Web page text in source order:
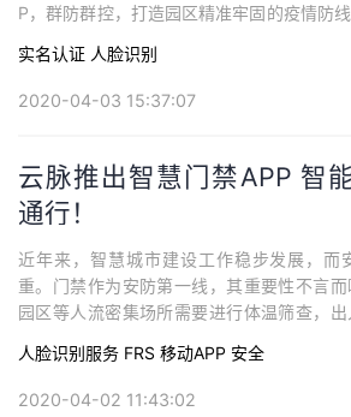
P，群防群控，打造园区精准牢固的疫情防
一体，实现安全、便捷通行。云脉智慧门禁
入各类智能硬件如人脸门禁，额温枪，红
实名认证 人脸识别
2020-04-03 15:37:07
云脉推出智慧门禁APP 智
通行！
近年来，智慧城市建设工作稳步发展，而
重。门禁作为安防第一线，其重要性不言
园区等人流密集场所需要进行体温筛查，
团队推出智慧门禁app，变革企业门禁智能
识别，实名认证等一系列功能，助力企业
人脸识别服务 FRS 移动APP 安全
2020-04-02 11:43:02